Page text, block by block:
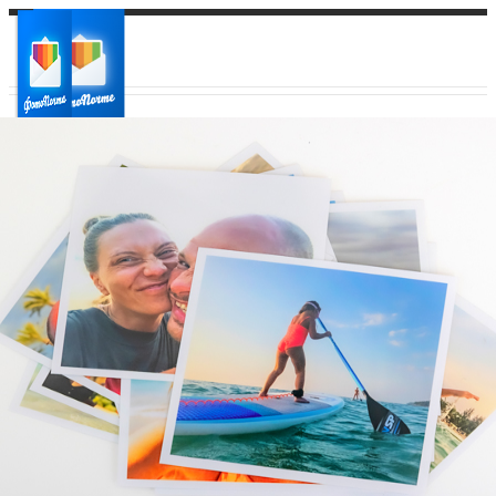
Ваш регион доставки
Выберите из списка: